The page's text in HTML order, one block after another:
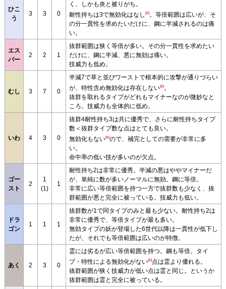
ひこ
う
3 3 0
く、しかも炎と被りがち。
耐性持ちは3で無効化はなし [6]。等倍範囲は広いが、そ
の分一貫性を求めたいだけに、鋼に半減されるのは痛
い。
エス
パー
2 2 1
抜群範囲は狭く等倍が多い。その分一貫性を求めたい
だけに、鋼に半減、悪に無効は痛い。
技威力も低め。
むし 3 7 0
半減7で草と並びワーストで根本的に攻撃が通りづらい
が、特性含め無効化は存在しない[6]。
抜群を取れるタイプがどれもマイナーなのが微妙なと
ころ。技威力も全体的に低め。
いわ 4 3 0
抜群4耐性持ち3は共に優秀で、さらに耐性持ちタイプ
数＜抜群タイプ数な点はとても良い。
無効化もない[6]ので、補完としての需要が非常に多
い。
命中率の低い技が多いのが欠点。
ゴー
スト
2
1
(1)
1
耐性持ち2は非常に優秀。半減の悪はややマイナーだ
が、単純に数が多いノーマルに無効。鋼に等倍。
非常に広い等倍範囲を持つ一方で抜群数も少なく、抜
群範囲が悪と完全に被っている。技威力も低い。
ドラ
ゴン
1 1 1
抜群数が1で同タイプのみと最も少ない。耐性持ち2は
非常に優秀で、等倍タイプが最も多い。
無効タイプの妖が登場した6世代以降は一貫性が低下し
たが、それでも等倍範囲は広いのが特徴。
あく 2 3 0
霊には劣るが広い等倍範囲を持つ。鋼も等倍。タイ
プ・特性による無効化がない[6]点は霊より優れる。
抜群範囲が狭く技威力が低い点は霊と同じ。というか
抜群範囲は霊と完全に被っている。